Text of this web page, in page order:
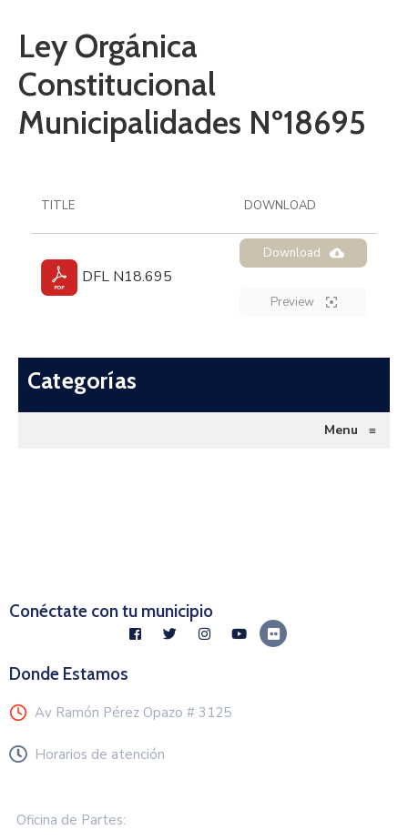
Ley Orgánica
Constitucional
Municipalidades Nº18695
TITLE DOWNLOAD
DFL N18.695
Download
Preview
Categorías
Menu ≡
Conéctate con tu municipio
Donde Estamos
Av Ramón Pérez Opazo # 3125
Horarios de atención
Oficina de Partes: